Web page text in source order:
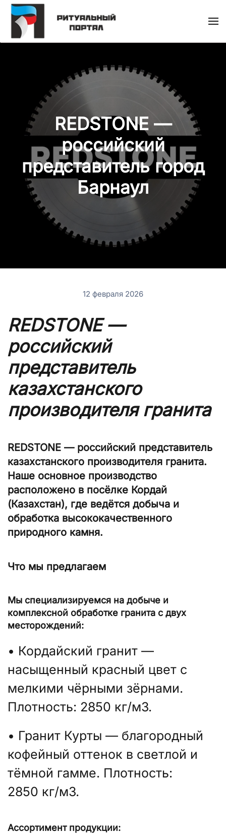
Skip
to
REDSTONE —
российский
представитель город
Барнаул
12 февраля 2026
REDSTONE —
российский
представитель
казахстанского
производителя гранита
REDSTONE — российский представитель
казахстанского производителя гранита.
Наше основное производство
расположено в посёлке Кордай
(Казахстан), где ведётся добыча и
обработка высококачественного
природного камня.
Что мы предлагаем
Мы специализируемся на добыче и
комплексной обработке гранита с двух
месторождений:
• Кордайский гранит —
насыщенный красный цвет с
мелкими чёрными зёрнами.
Плотность: 2850 кг/м3.
• Гранит Курты — благородный
кофейный оттенок в светлой и
тёмной гамме. Плотность:
2850 кг/м3.
Ассортимент продукции: